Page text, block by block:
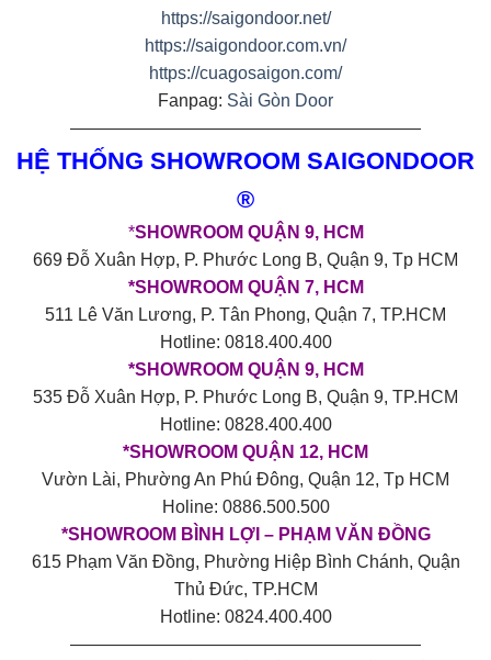
https://saigondoor.net/
https://saigondoor.com.vn/
https://cuagosaigon.com/
Fanpag: Sài Gòn Door
————————————————————
HỆ THỐNG SHOWROOM SAIGONDOOR
®
*SHOWROOM QUẬN 9, HCM
669 Đỗ Xuân Hợp, P. Phước Long B, Quận 9, Tp HCM
*SHOWROOM QUẬN 7, HCM
511 Lê Văn Lương, P. Tân Phong, Quận 7, TP.HCM
Hotline: 0818.400.400
*SHOWROOM QUẬN 9, HCM
535 Đỗ Xuân Hợp, P. Phước Long B, Quận 9, TP.HCM
Hotline: 0828.400.400
*SHOWROOM QUẬN 12, HCM
Vườn Lài, Phường An Phú Đông, Quận 12, Tp HCM
Holine: 0886.500.500
*SHOWROOM BÌNH LỢI – PHẠM VĂN ĐỒNG
615 Phạm Văn Đồng, Phường Hiệp Bình Chánh, Quận
Thủ Đức, TP.HCM
Hotline: 0824.400.400
————————————————————